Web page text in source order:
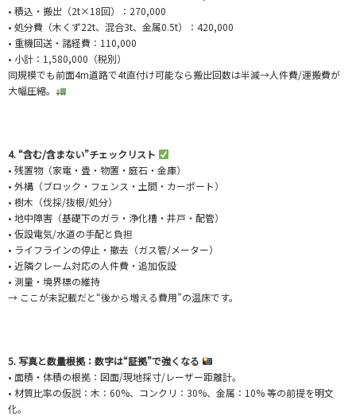
• 積込・搬出（2t×18回）：270,000
• 処分費（木くず22t、混合3t、金属0.5t）：420,000
• 重機回送・諸経費：110,000
• 小計：1,580,000（税別）
同規模でも前面4m道路で4t直付け可能なら搬出回数は半減→人件費/運搬費が
大幅圧縮。
4. “含む/含まない”チェックリスト
• 残置物（家電・畳・物置・庭石・金庫）
• 外構（ブロック・フェンス・土間・カーポート）
• 樹木（伐採/抜根/処分）
• 地中障害（基礎下のガラ・浄化槽・井戸・配管）
• 仮設電気/水道の手配と負担
• ライフラインの停止・撤去（ガス管/メーター）
• 近隣クレーム対応の人件費・追加仮設
• 測量・境界標の維持
→ ここが未記載だと“後から増える費用”の温床です。
5. 写真と数量根拠：数字は“証拠”で強くなる
• 面積・体積の根拠：図面/現地採寸/レーザー距離計。
• 材質比率の仮説：木：60%、コンクリ：30%、金属：10% 等の前提を明文
化。